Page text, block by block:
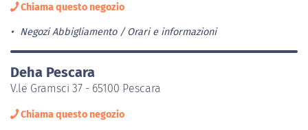
Chiama questo negozio
Negozi Abbigliamento Orari e informazioni
Deha Pescara
V.le Gramsci 37 - 65100 Pescara
Chiama questo negozio